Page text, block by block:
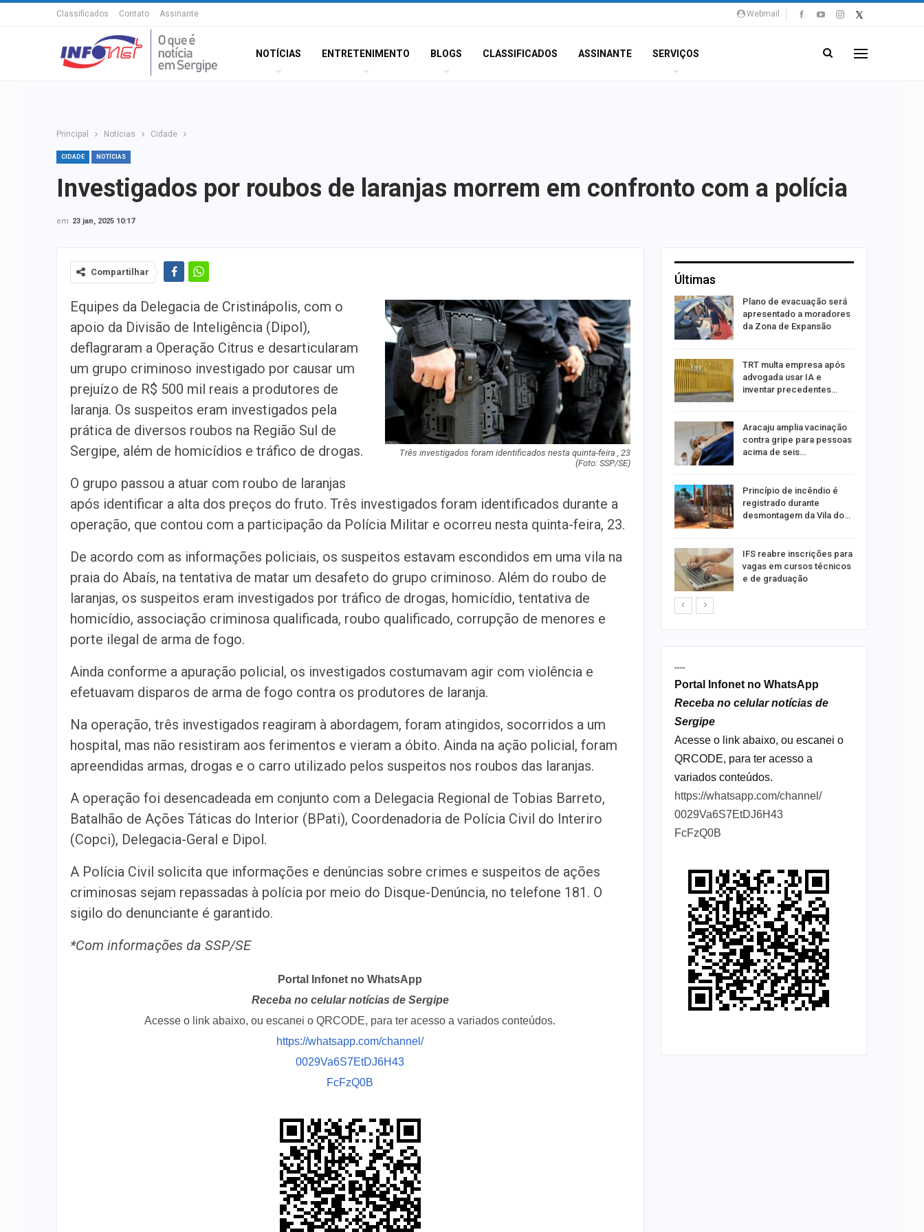
Webmail
Classificados Contato Assinante
NOTÍCIAS ENTRETENIMENTO BLOGS CLASSIFICADOS ASSINANTE SERVIÇOS
Principal Notícias Cidade
CIDADE NOTÍCIAS
Investigados por roubos de laranjas morrem em confronto com a polícia
em 23 jan, 2025 10:17
Compartilhar
Três investigados foram identificados nesta quinta-feira , 23
(Foto: SSP/SE)
Equipes da Delegacia de Cristinápolis, com o
apoio da Divisão de Inteligência (Dipol),
deflagraram a Operação Citrus e desarticularam
um grupo criminoso investigado por causar um
prejuízo de R$ 500 mil reais a produtores de
laranja. Os suspeitos eram investigados pela
prática de diversos roubos na Região Sul de
Sergipe, além de homicídios e tráfico de drogas.
O grupo passou a atuar com roubo de laranjas
após identificar a alta dos preços do fruto. Três investigados foram identificados durante a
operação, que contou com a participação da Polícia Militar e ocorreu nesta quinta-feira, 23.
De acordo com as informações policiais, os suspeitos estavam escondidos em uma vila na
praia do Abaís, na tentativa de matar um desafeto do grupo criminoso. Além do roubo de
laranjas, os suspeitos eram investigados por tráfico de drogas, homicídio, tentativa de
homicídio, associação criminosa qualificada, roubo qualificado, corrupção de menores e
porte ilegal de arma de fogo.
Ainda conforme a apuração policial, os investigados costumavam agir com violência e
efetuavam disparos de arma de fogo contra os produtores de laranja.
Na operação, três investigados reagiram à abordagem, foram atingidos, socorridos a um
hospital, mas não resistiram aos ferimentos e vieram a óbito. Ainda na ação policial, foram
apreendidas armas, drogas e o carro utilizado pelos suspeitos nos roubos das laranjas.
A operação foi desencadeada em conjunto com a Delegacia Regional de Tobias Barreto,
Batalhão de Ações Táticas do Interior (BPati), Coordenadoria de Polícia Civil do Interiro
(Copci), Delegacia-Geral e Dipol.
A Polícia Civil solicita que informações e denúncias sobre crimes e suspeitos de ações
criminosas sejam repassadas à polícia por meio do Disque-Denúncia, no telefone 181. O
sigilo do denunciante é garantido.
*Com informações da SSP/SE
Portal Infonet no WhatsApp
Receba no celular notícias de Sergipe
Acesse o link abaixo, ou escanei o QRCODE, para ter acesso a variados conteúdos.
https://whatsapp.com/channel/
0029Va6S7EtDJ6H43
FcFzQ0B
Últimas
Dia dos Pais: cerca de 104
milhões de pessoas
pretendem comprar…
Homem é preso por
suspeita de tráfico de
drogas em Lagarto
Organização criminosa é
investigada por roubos de
cargas em Sergipe
movimenta cidade com
Moradores protestam por
rodovia em Socorro
Plano de evacuação será
apresentado a moradores
da Zona de Expansão
TRT multa empresa após
advogada usar IA e
inventar precedentes…
Aracaju amplia vacinação
contra gripe para pessoas
acima de seis…
Princípio de incêndio é
registrado durante
desmontagem da Vila do…
IFS reabre inscrições para
vagas em cursos técnicos
e de graduação
----
Portal Infonet no WhatsApp
Receba no celular notícias de
Sergipe
Acesse o link abaixo, ou escanei o
QRCODE, para ter acesso a
variados conteúdos.
https://whatsapp.com/channel/
0029Va6S7EtDJ6H43
FcFzQ0B